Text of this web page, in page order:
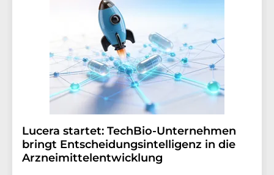
Lucera startet: TechBio-Unternehmen
bringt Entscheidungsintelligenz in die
Arzneimittelentwicklung